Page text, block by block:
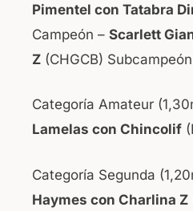
Pimentel con Tatabra
Campeón – Scarlett
Z (CHGCB)
Categoría Amateur
Lamelas con Chincolif
Categoría Segunda
Haymes con Charlina Z